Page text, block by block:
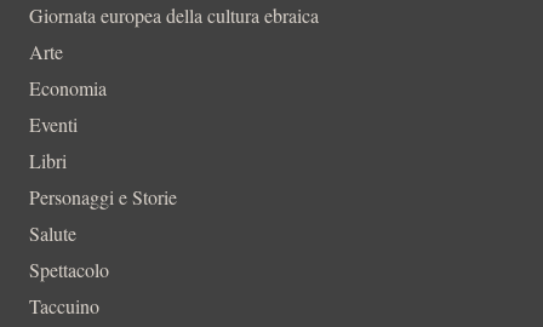
Giornata europea della cultura ebraica
Arte
Economia
Eventi
Libri
Personaggi e Storie
Salute
Spettacolo
Taccuino